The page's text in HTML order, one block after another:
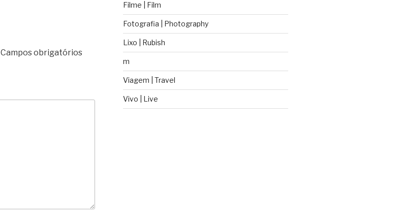
Campos obrigatórios
Filme | Film
Fotografia | Photography
Lixo | Rubish
m
Viagem | Travel
Vivo | Live